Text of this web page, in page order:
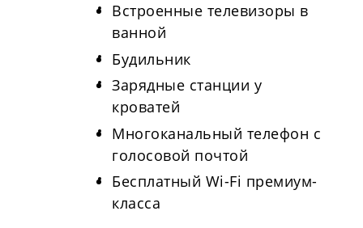
Встроенные телевизоры в
ванной
Будильник
Зарядные станции у
кроватей
Многоканальный телефон с
голосовой почтой
Бесплатный Wi-Fi премиум-
класса